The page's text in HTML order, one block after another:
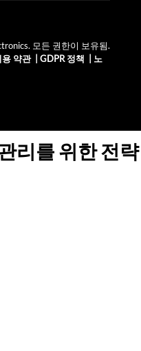
모든 권한이 보유됨.
용 약관| GDPR 정책
노
리를 위한 전략